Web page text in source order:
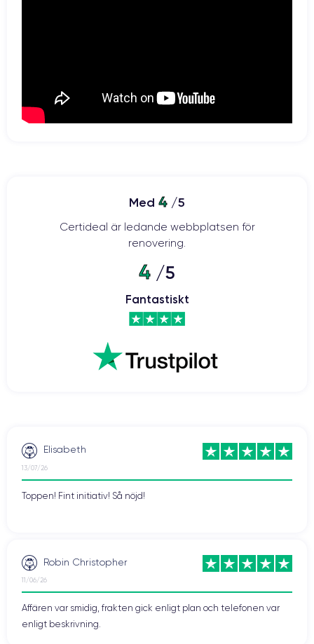
Med 4 /5
Certideal är ledande webbplatsen för
renovering.
4 /5
Fantastiskt
Elisabeth
13/07/26
Toppen! Fint initiativ! Så nöjd!
Robin Christopher
11/06/26
Affären var smidig, frakten gick enligt plan och telefonen var
enligt beskrivning.